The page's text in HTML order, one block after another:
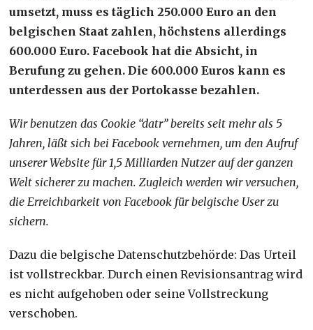
umsetzt, muss es täglich250.000 Euro an den
belgischen Staat zahlen, höchstens allerdings
600.000 Euro. Facebook hat die Absicht, in
Berufung zu gehen. Die 600.000 Euros kann es
unterdessen aus der Portokasse bezahlen.
Wir benutzen das Cookie “datr” bereits seit mehr als 5
Jahren, läßt sich bei Facebook vernehmen, um den Aufruf
unserer Website für 1,5 Milliarden Nutzer auf der ganzen
Welt sicherer zu machen. Zugleich werden wir versuchen,
die Erreichbarkeit von Facebook für belgische User zu
sichern.
Dazu die belgische Datenschutzbehörde: Das Urteil
ist vollstreckbar. Durch einen Revisionsantrag wird
es nicht aufgehoben oder seine Vollstreckung
verschoben.